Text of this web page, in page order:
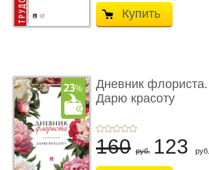
Купить
Дневник флориста.
Дарю красоту
160 руб. 123 руб.